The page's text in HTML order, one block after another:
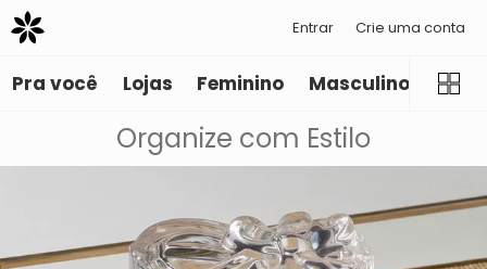
Entrar Crie uma conta
Pra você Lojas Feminino Masculino
Organize com Estilo